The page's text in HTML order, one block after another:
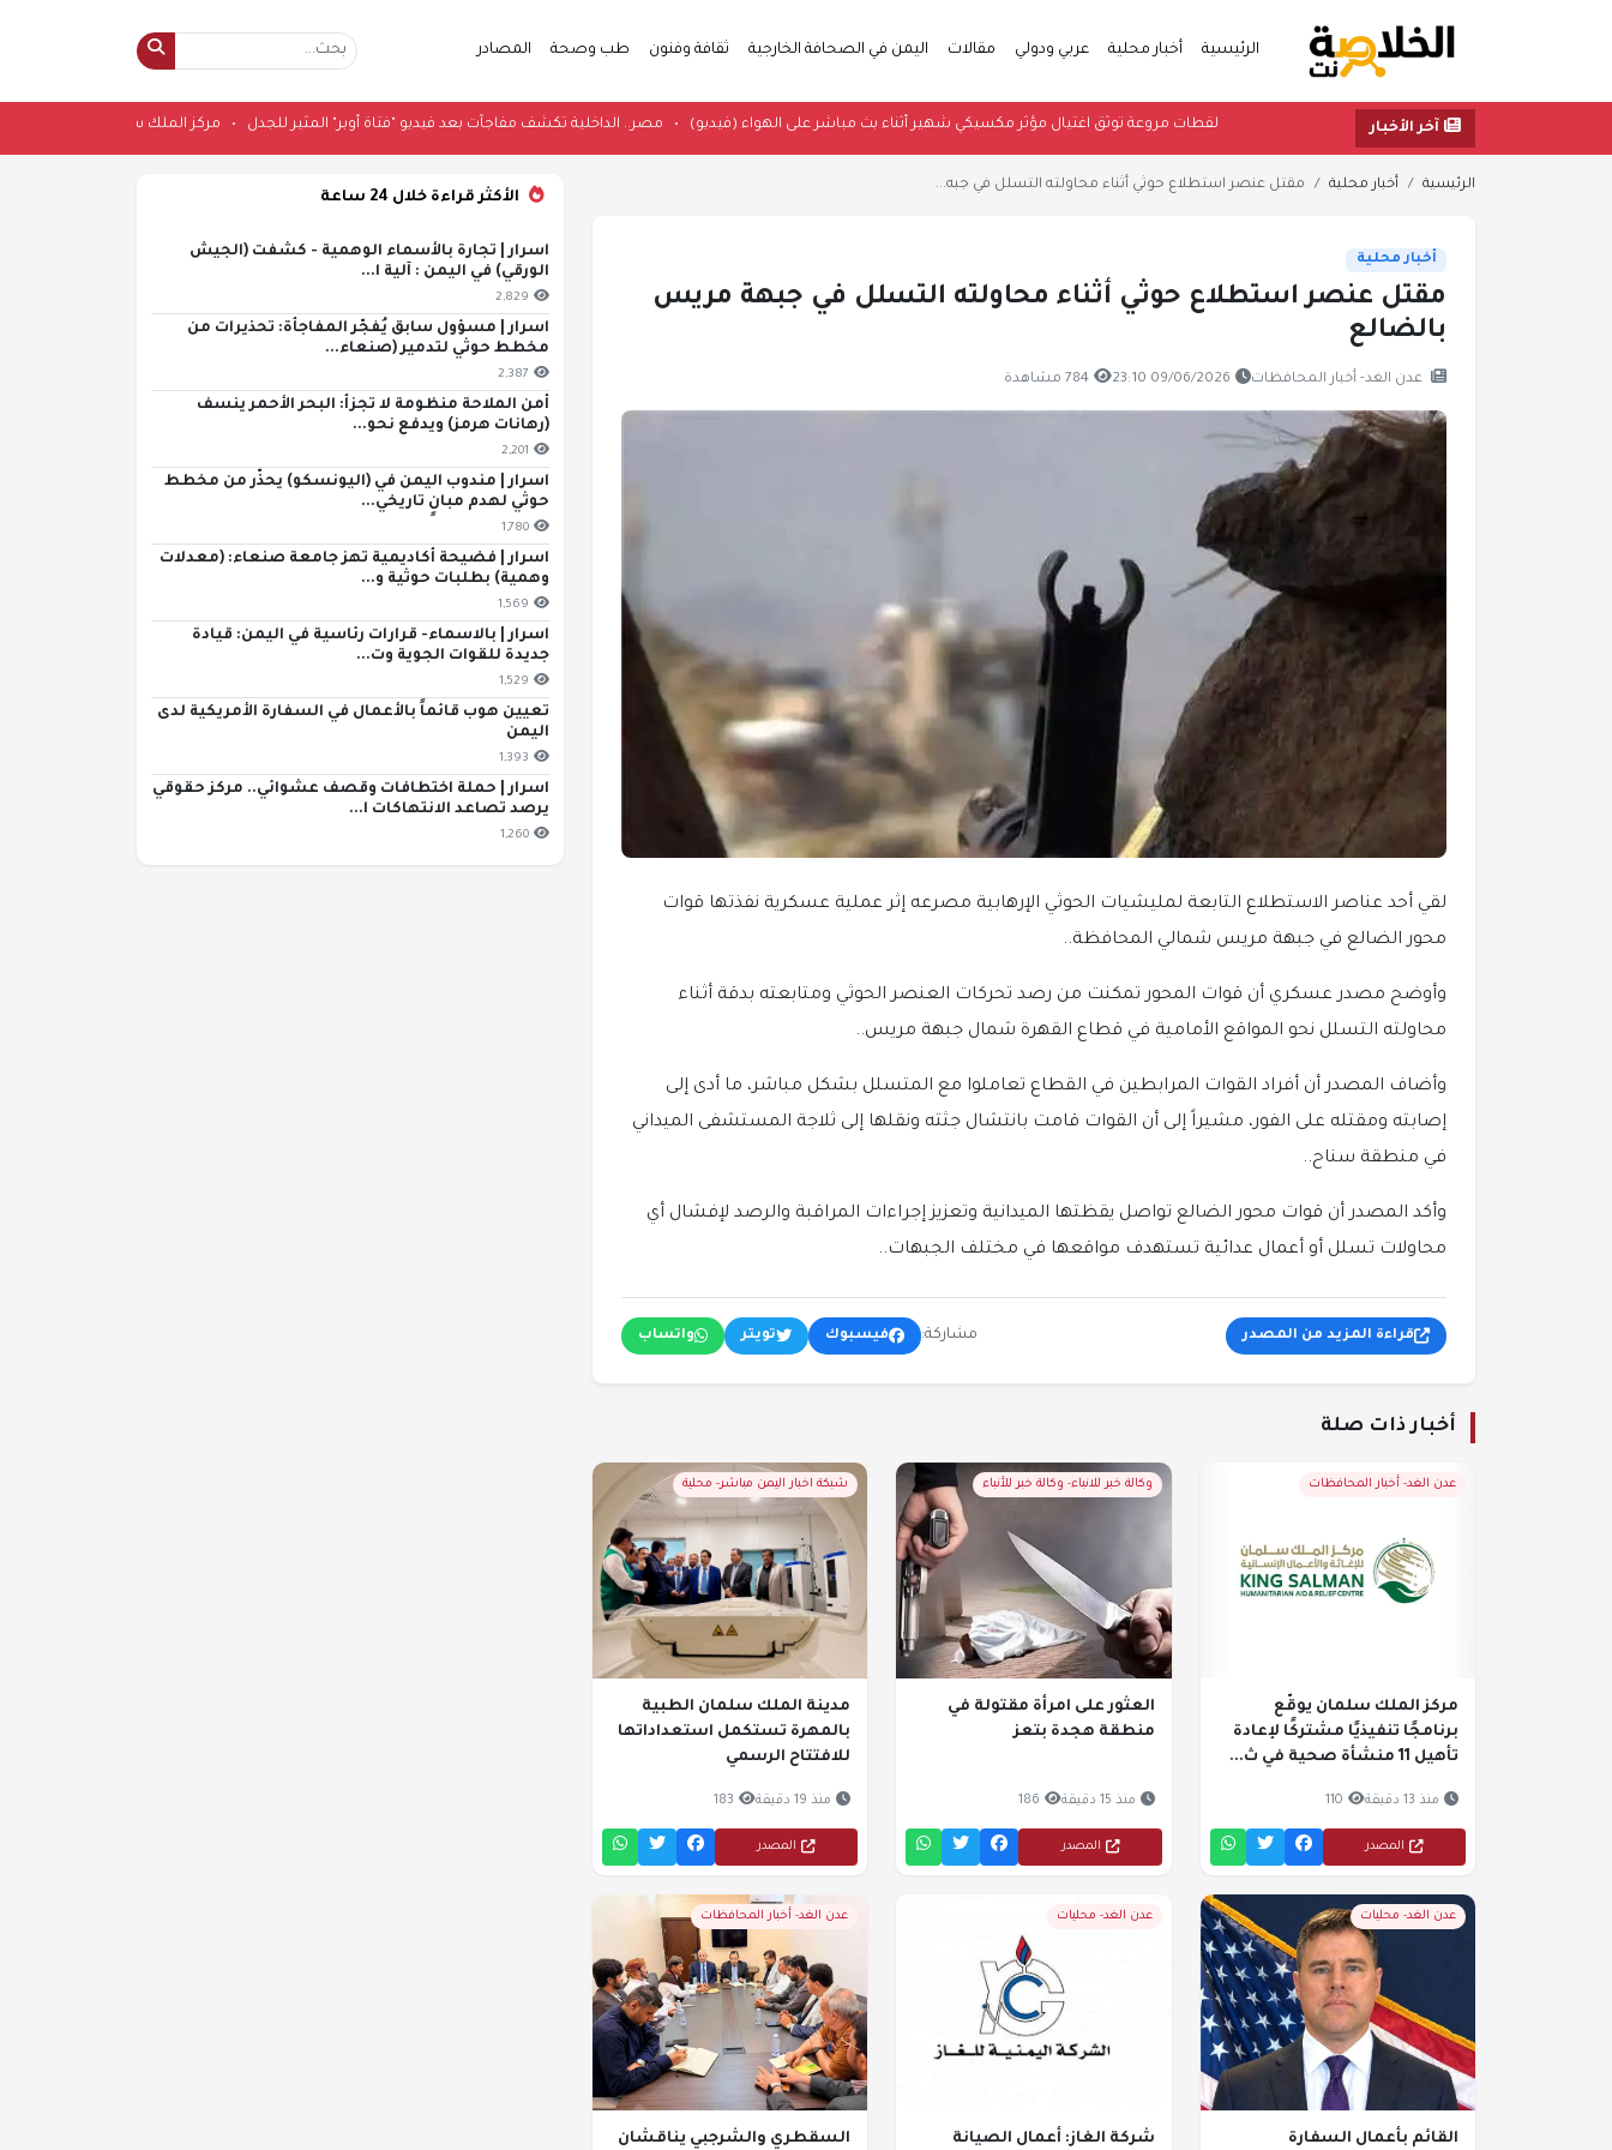
الرئيسية أخبار محلية عربي ودولي مقالات اليمن في الصحافة الخارجية ثقافة وفنون طب وصحة المصادر
آخر الأخبار لقطات مروعة توثق اغتيال مؤثر مكسيكي شهير أثناء بث مباشر على الهواء (فيديو)•مصر.. الداخلية تكشف مفاجآت بعد فيديو "فتاة أوبر" المثير للجدل •مركز الملك سلمان يوقّع برنامجًا
الرئيسية أخبار محلية مقتل عنصر استطلاع حوثي أثناء محاولته التسلل في جبه...
أخبار محلية
مقتل عنصر استطلاع حوثي أثناء محاولته التسلل في جبهة مريس
بالضالع
عدن الغد- أخبار المحافظات 09/06/2026 23:10 784 مشاهدة
لقي أحد عناصر الاستطلاع التابعة لمليشيات الحوثي الإرهابية مصرعه إثر عملية عسكرية نفذتها قوات
محور الضالع في جبهة مريس شمالي المحافظة..
وأوضح مصدر عسكري أن قوات المحور تمكنت من رصد تحركات العنصر الحوثي ومتابعته بدقة أثناء
محاولته التسلل نحو المواقع الأمامية في قطاع القهرة شمال جبهة مريس..
وأضاف المصدر أن أفراد القوات المرابطين في القطاع تعاملوا مع المتسلل بشكل مباشر، ما أدى إلى
إصابته ومقتله على الفور، مشيراً إلى أن القوات قامت بانتشال جثته ونقلها إلى ثلاجة المستشفى الميداني
في منطقة سناح..
وأكد المصدر أن قوات محور الضالع تواصل يقظتها الميدانية وتعزيز إجراءات المراقبة والرصد لإفشال أي
محاولات تسلل أو أعمال عدائية تستهدف مواقعها في مختلف الجبهات..
قراءة المزيد من المصدر مشاركة: فيسبوك تويتر واتساب
أخبار ذات صلة
عدن الغد- أخبار المحافظات
مركز الملك سلمان يوقّع
برنامجًا تنفيذيًا مشتركًا لإعادة
تأهيل 11 منشأة صحية في ث...
منذ 13 دقيقة 110
المصدر
وكالة خبر للانباء- وكالة خبر للأنباء
العثور على امرأة مقتولة في
منطقة هجدة بتعز
منذ 15 دقيقة 186
المصدر
شبكة اخبار اليمن مباشر- محلية
مدينة الملك سلمان الطبية
بالمهرة تستكمل استعداداتها
للافتتاح الرسمي
منذ 19 دقيقة 183
المصدر
عدن الغد- محليات
القائم بأعمال السفارة
عدن الغد- محليات
شركة الغاز: أعمال الصيانة
عدن الغد- أخبار المحافظات
السقطري والشرجبي يناقشان
الأكثر قراءة خلال 24 ساعة
اسرار | تجارة بالأسماء الوهمية - كشفت (الجيش
الورقي) في اليمن : آلية ا...
2,829
اسرار | مسؤول سابق يُفجّر المفاجأة: تحذيرات من
مخطط حوثي لتدمير (صنعاء...
2,387
أمن الملاحة منظومة لا تجزأ: البحر الأحمر ينسف
(رهانات هرمز) ويدفع نحو...
2,201
اسرار | مندوب اليمن في (اليونسكو) يحذّر من مخطط
حوثي لهدم مبانٍ تاريخي...
1,780
اسرار | فضيحة أكاديمية تهز جامعة صنعاء: (معدلات
وهمية) بطلبات حوثية و...
1,569
اسرار | بالاسماء- قرارات رئاسية في اليمن: قيادة
جديدة للقوات الجوية وت...
1,529
تعيين هوب قائماً بالأعمال في السفارة الأمريكية لدى
اليمن
1,393
اسرار | حملة اختطافات وقصف عشوائي.. مركز حقوقي
يرصد تصاعد الانتهاكات ا...
1,260